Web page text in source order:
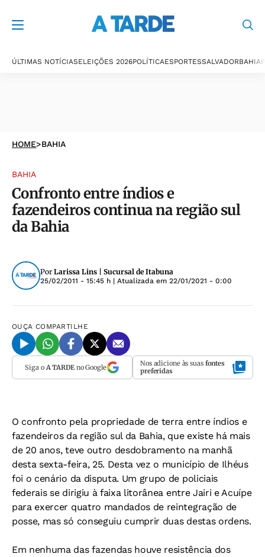
ÚLTIMAS NOTÍCIASELEIÇÕES 2026POLÍTICAESPORTESSALVADORBAHIA
HOME>BAHIA
BAHIA
Confronto entre índios e
fazendeiros continua na região sul
da Bahia
Por Larissa Lins | Sucursal de Itabuna
25/02/2011 - 15:45 h | Atualizada em 22/01/2021 - 0:00
OUÇA COMPARTILHE
Siga o A TARDEno Google Nos adicione às suas fontes
preferidas
O confronto pela propriedade de terra entre índios e
fazendeiros da região sul da Bahia, que existe há mais
de 20 anos, teve outro desdobramento na manhã
desta sexta-feira, 25. Desta vez o município de Ilhéus
foi o cenário da disputa. Um grupo de policiais
federais se dirigiu à faixa litorânea entre Jairi e Acuípe
para exercer quatro mandados de reintegração de
posse, mas só conseguiu cumprir duas destas ordens.
Em nenhuma das fazendas houve resistência dos